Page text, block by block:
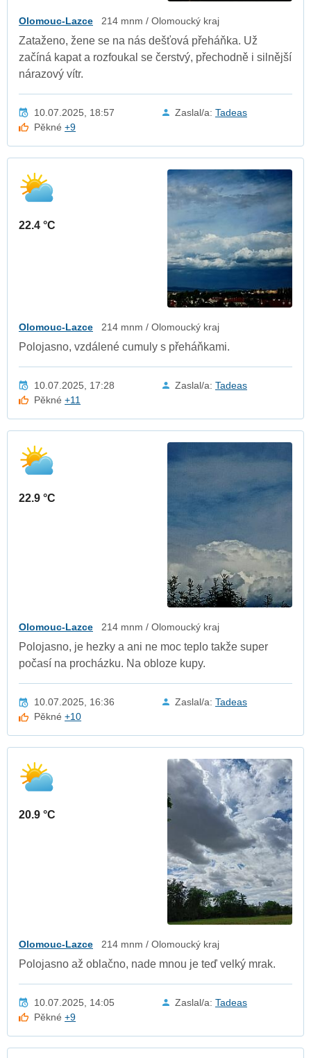
Olomouc-Lazce 214 mnm / Olomoucký kraj
Zataženo, žene se na nás dešťová přeháňka. Už
začíná kapat a rozfoukal se čerstvý, přechodně i silnější
nárazový vítr.
10.07.2025, 18:57 Zaslal/a: Tadeas
Pěkné+9
22.4 °C
Olomouc-Lazce 214 mnm / Olomoucký kraj
Polojasno, vzdálené cumuly s přeháňkami.
10.07.2025, 17:28 Zaslal/a: Tadeas
Pěkné+11
22.9 °C
Olomouc-Lazce 214 mnm / Olomoucký kraj
Polojasno, je hezky a ani ne moc teplo takže super
počasí na procházku. Na obloze kupy.
10.07.2025, 16:36 Zaslal/a: Tadeas
Pěkné+10
20.9 °C
Olomouc-Lazce 214 mnm / Olomoucký kraj
Polojasno až oblačno, nade mnou je teď velký mrak.
10.07.2025, 14:05 Zaslal/a: Tadeas
Pěkné+9